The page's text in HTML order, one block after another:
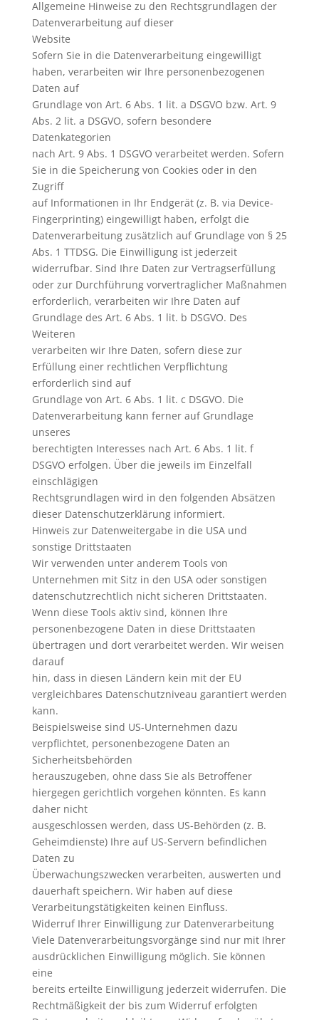
Allgemeine Hinweise zu den Rechtsgrundlagen der
Datenverarbeitung auf dieser
Website
Sofern Sie in die Datenverarbeitung eingewilligt
haben, verarbeiten wir Ihre personenbezogenen
Daten auf
Grundlage von Art. 6 Abs. 1 lit. a DSGVO bzw. Art. 9
Abs. 2 lit. a DSGVO, sofern besondere
Datenkategorien
nach Art. 9 Abs. 1 DSGVO verarbeitet werden. Sofern
Sie in die Speicherung von Cookies oder in den
Zugriff
auf Informationen in Ihr Endgerät (z. B. via Device-
Fingerprinting) eingewilligt haben, erfolgt die
Datenverarbeitung zusätzlich auf Grundlage von § 25
Abs. 1 TTDSG. Die Einwilligung ist jederzeit
widerrufbar. Sind Ihre Daten zur Vertragserfüllung
oder zur Durchführung vorvertraglicher Maßnahmen
erforderlich, verarbeiten wir Ihre Daten auf
Grundlage des Art. 6 Abs. 1 lit. b DSGVO. Des
Weiteren
verarbeiten wir Ihre Daten, sofern diese zur
Erfüllung einer rechtlichen Verpflichtung
erforderlich sind auf
Grundlage von Art. 6 Abs. 1 lit. c DSGVO. Die
Datenverarbeitung kann ferner auf Grundlage
unseres
berechtigten Interesses nach Art. 6 Abs. 1 lit. f
DSGVO erfolgen. Über die jeweils im Einzelfall
einschlägigen
Rechtsgrundlagen wird in den folgenden Absätzen
dieser Datenschutzerklärung informiert.
Hinweis zur Datenweitergabe in die USA und
sonstige Drittstaaten
Wir verwenden unter anderem Tools von
Unternehmen mit Sitz in den USA oder sonstigen
datenschutzrechtlich nicht sicheren Drittstaaten.
Wenn diese Tools aktiv sind, können Ihre
personenbezogene Daten in diese Drittstaaten
übertragen und dort verarbeitet werden. Wir weisen
darauf
hin, dass in diesen Ländern kein mit der EU
vergleichbares Datenschutzniveau garantiert werden
kann.
Beispielsweise sind US-Unternehmen dazu
verpflichtet, personenbezogene Daten an
Sicherheitsbehörden
herauszugeben, ohne dass Sie als Betroffener
hiergegen gerichtlich vorgehen könnten. Es kann
daher nicht
ausgeschlossen werden, dass US-Behörden (z. B.
Geheimdienste) Ihre auf US-Servern befindlichen
Daten zu
Überwachungszwecken verarbeiten, auswerten und
dauerhaft speichern. Wir haben auf diese
Verarbeitungstätigkeiten keinen Einfluss.
Widerruf Ihrer Einwilligung zur Datenverarbeitung
Viele Datenverarbeitungsvorgänge sind nur mit Ihrer
ausdrücklichen Einwilligung möglich. Sie können
eine
bereits erteilte Einwilligung jederzeit widerrufen. Die
Rechtmäßigkeit der bis zum Widerruf erfolgten